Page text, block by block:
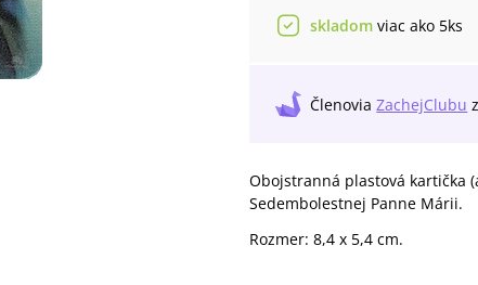
skladom viac ako 5ks
Členovia ZachejClubu
Obojstranná plastová kartička
Sedembolestnej Panne Márii.
Rozmer: 8,4 x 5,4 cm.